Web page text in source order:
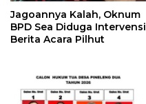
Jagoannya Kalah, Oknum
BPD Sea Diduga Intervensi
Berita Acara Pilhut